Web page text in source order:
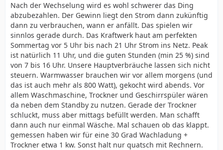
Nach der Wechselung wird es wohl schwerer das Ding
abzubezahlen. Der Gewinn liegt den Strom dann zukünftig
dann zu verbrauchen, wann er anfällt. Das spielen wir
sinnlos gerade durch. Das Kraftwerk haut am perfekten
Sommertag vor 5 Uhr bis nach 21 Uhr Strom ins Netz. Peak
ist natürlich 11 Uhr, und die guten Stunden (min 25 %) sind
von 7 bis 16 Uhr. Unsere Hauptverbräuche lassen sich nicht
steuern. Warmwasser brauchen wir vor allem morgens (und
das ist auch mehr als 800 Watt), gekocht wird abends. Vor
allem Waschmaschine, Trockner und Geschirrspüler wären
da neben dem Standby zu nutzen. Gerade der Trockner
schluckt, muss aber mittags befüllt werden. Man schafft
dann auch nur einmal Wäsche. Mal schauen ob das klappt.
gemessen haben wir für eine 30 Grad Wachladung +
Trockner etwa 1 kw. Sonst halt nur quatsch mit Rechnern.